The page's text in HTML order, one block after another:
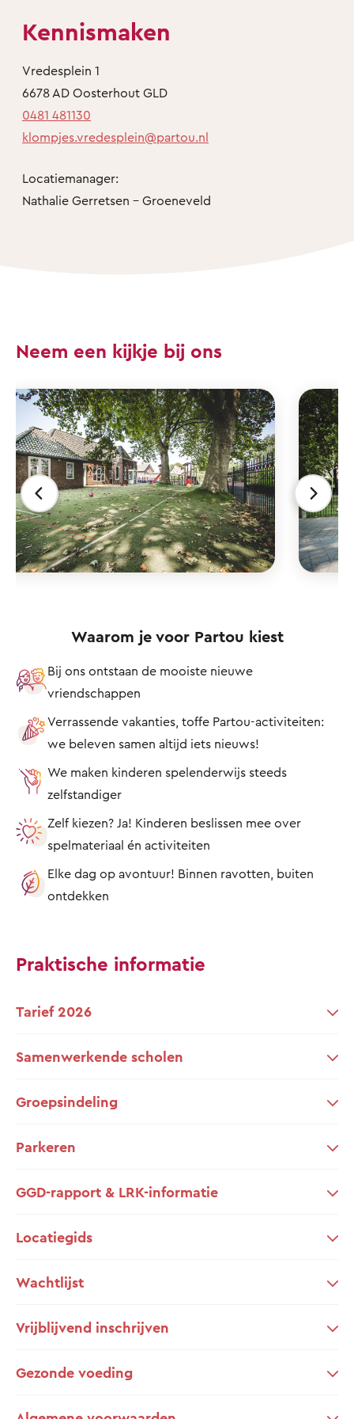
Kennismaken
Vredesplein 1
6678 AD Oosterhout GLD
0481 481130
klompjes.vredesplein@partou.nl
Locatiemanager:
Nathalie Gerretsen - Groeneveld
Neem een kijkje bij ons
Waarom je voor Partou kiest
Bij ons ontstaan de mooiste nieuwe
vriendschappen
Verrassende vakanties, toffe Partou-activiteiten:
we beleven samen altijd iets nieuws!
We maken kinderen spelenderwijs steeds
zelfstandiger
Zelf kiezen? Ja! Kinderen beslissen mee over
spelmateriaal én activiteiten
Elke dag op avontuur! Binnen ravotten, buiten
ontdekken
Praktische informatie
Tarief 2026
Samenwerkende scholen
Groepsindeling
Parkeren
GGD-rapport & LRK-informatie
Locatiegids
Wachtlijst
Vrijblijvend inschrijven
Gezonde voeding